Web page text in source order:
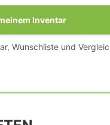
Inventar
Wunschliste und